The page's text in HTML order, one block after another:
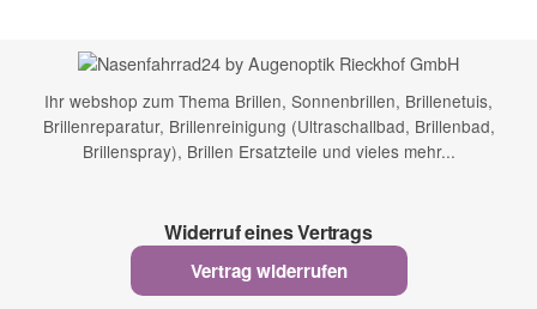
Ihr webshop zum Thema Brillen, Sonnenbrillen, Brillenetuis,
Brillenreparatur, Brillenreinigung (Ultraschallbad, Brillenbad,
Brillenspray), Brillen Ersatzteile und vieles mehr...
Widerruf eines Vertrags
Vertrag widerrufen